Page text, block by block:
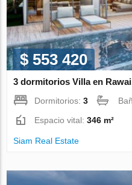
$ 553 420
3 dormitorios Villa en
Dormitorios:3
Espacio vital:346 m²
Siam Real Estate